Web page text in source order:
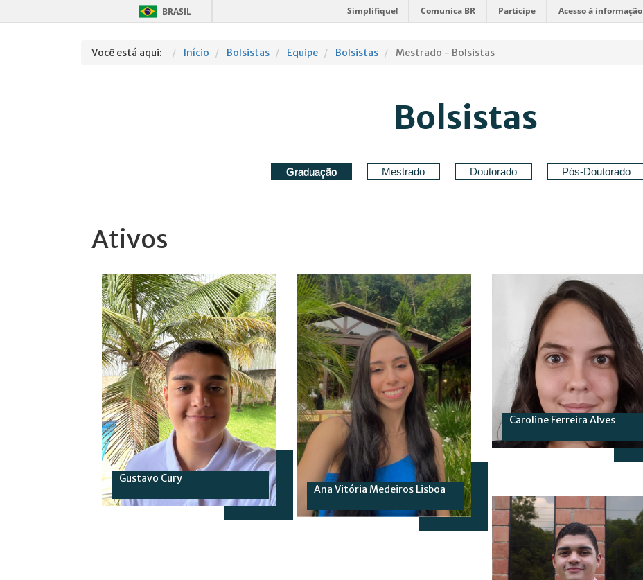
BRASIL Simplifique! Comunica BR Participe Acesso à informação
Você está aqui: Início Bolsistas Equipe Bolsistas Mestrado - Bolsistas
Bolsistas
Ativos
Gustavo Cury
Ana Vitória Medeiros Lisboa
Caroline Ferreira Alves